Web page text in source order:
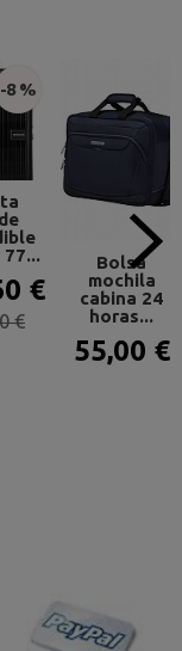
-8 %
77...
€
€
Bolsa
mochila
cabina 24
horas...
55,00 €